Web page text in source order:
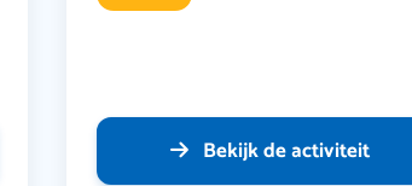
Bekijk de activiteit